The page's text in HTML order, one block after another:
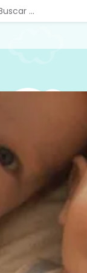
Peto Con
Peto con
la época de la
botones de clic
https://
Puedes
nuestra página
verano
https://
verano/
SKU:45230